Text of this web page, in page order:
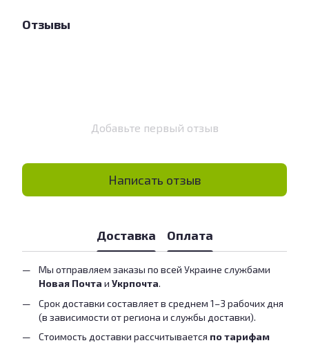
Отзывы
Добавьте первый отзыв
Написать отзыв
Доставка Оплата
Мы отправляем заказы по всей Украине службами
Новая Почта и Укрпочта.
Срок доставки составляет в среднем 1–3 рабочих дня
(в зависимости от региона и службы доставки).
Стоимость доставки рассчитывается по тарифам